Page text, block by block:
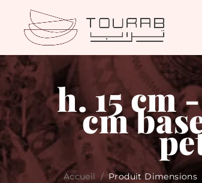
h. 15 cm
cm
Accueil / Produit Dimensions